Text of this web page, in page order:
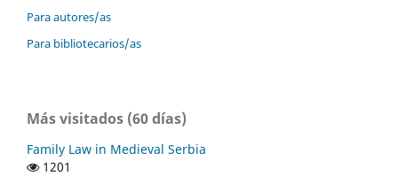
Para autores/as
Para bibliotecarios/as
Más visitados (60 días)
Family Law in Medieval Serbia
1201